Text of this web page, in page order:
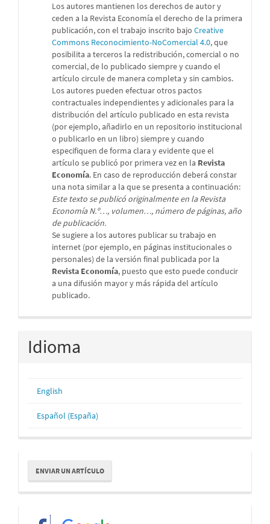
Los autores mantienen los derechos de autor y
ceden a la Revista Economía el derecho de la primera
publicación, con el trabajo inscrito bajo Creative
Commons Reconocimiento-NoComercial 4.0, que
posibilita a terceros la redistribución, comercial o no
comercial, de lo publicado siempre y cuando el
artículo circule de manera completa y sin cambios.
Los autores pueden efectuar otros pactos
contractuales independientes y adicionales para la
distribución del artículo publicado en esta revista
(por ejemplo, añadirlo en un repositorio institucional
o publicarlo en un libro) siempre y cuando
especifiquen de forma clara y evidente que el
artículo se publicó por primera vez en la Revista
Economía. En caso de reproducción deberá constar
una nota similar a la que se presenta a continuación:
Este texto se publicó originalmente en la Revista
Economía N.º…, volumen…, número de páginas, año
de publicación.
Se sugiere a los autores publicar su trabajo en
internet (por ejemplo, en páginas institucionales o
personales) de la versión final publicada por la
Revista Economía, puesto que esto puede conducir
a una difusión mayor y más rápida del artículo
publicado.
Idioma
English
Español (España)
Enviar
un
artículo
ENVIAR UN ARTÍCULO